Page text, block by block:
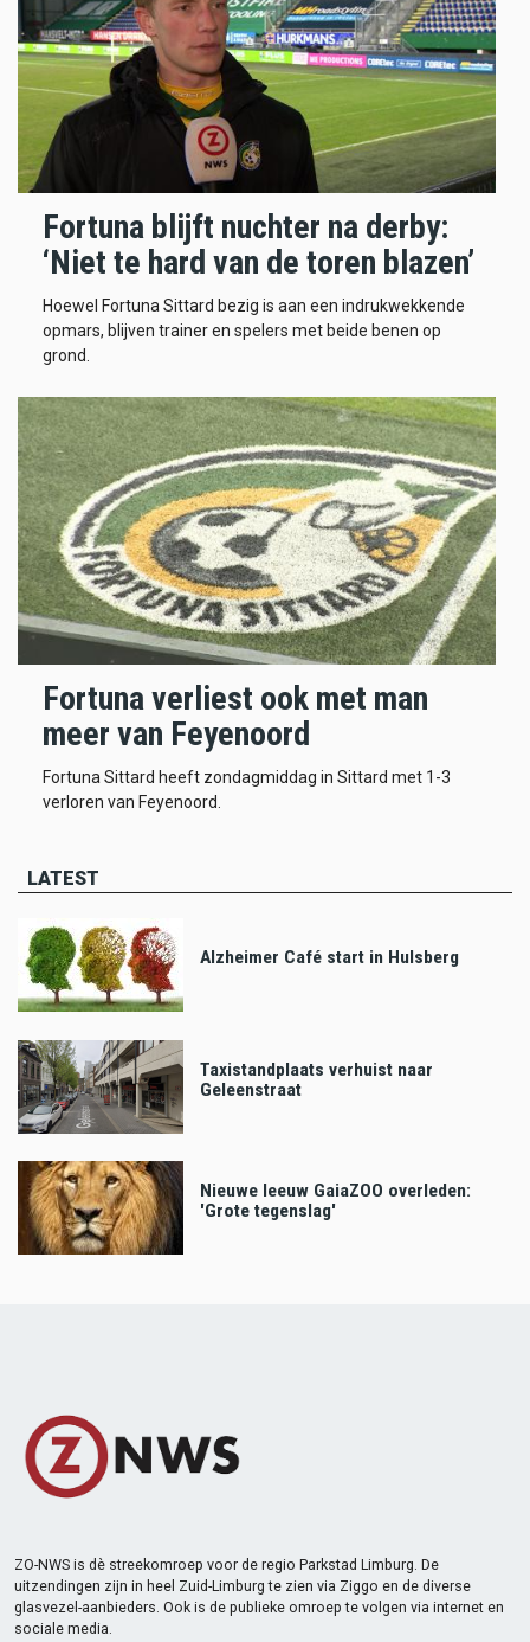
Fortuna blijft nuchter na derby:
‘Niet te hard van de toren blazen’
Hoewel Fortuna Sittard bezig is aan een indrukwekkende
opmars, blijven trainer en spelers met beide benen op
grond.
Fortuna verliest ook met man
meer van Feyenoord
Fortuna Sittard heeft zondagmiddag in Sittard met 1-3
verloren van Feyenoord.
LATEST
Alzheimer Café start in Hulsberg
Taxistandplaats verhuist naar
Geleenstraat
Nieuwe leeuw GaiaZOO overleden:
'Grote tegenslag'
ZO-NWS is dè streekomroep voor de regio Parkstad Limburg. De
uitzendingen zijn in heel Zuid-Limburg te zien via Ziggo en de diverse
glasvezel-aanbieders. Ook is de publieke omroep te volgen via internet en
sociale media.